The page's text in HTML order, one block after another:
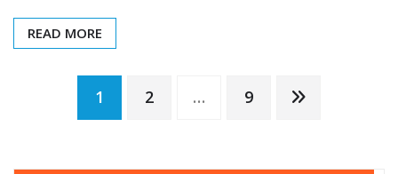
READ MORE
Posts
1 2 … 9